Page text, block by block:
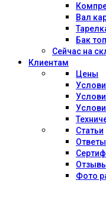
Вал
Бак
Сейчас на
Клиентам
Цены
Статьи
Фото